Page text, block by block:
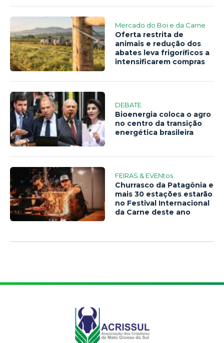
Mercado do Boi e da Carne
Oferta restrita de
animais e redução dos
abates leva frigoríficos a
intensificarem compras
DEBATE
Bioenergia coloca o agro
no centro da transição
energética brasileira
FEIRAS & EVENtos
Churrasco da Patagônia e
mais 30 estações estarão
no Festival Internacional
da Carne deste ano